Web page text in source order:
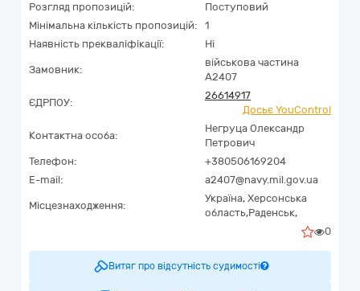
Розгляд пропозицій:
Поступовий
Мінімальна кількість пропозицій:
1
Наявність прекваліфікації:
Ні
Замовник:
військова частина
А2407
ЄДРПОУ:
26614917
Досьє YouControl
Контактна особа:
Негруца Олександр
Петрович
Телефон:
+380506169204
E-mail:
a2407@navy.mil.gov.ua
Місцезнаходження:
Україна, Херсонська
область,Раденськ,
0
Витяг про відсутність судимості